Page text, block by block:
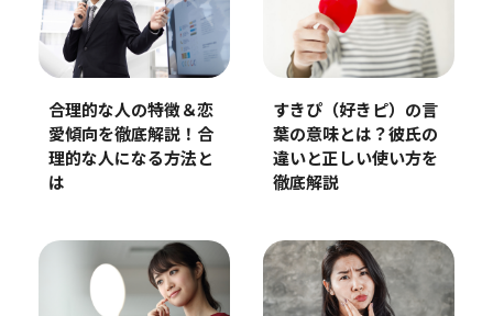
合理的な人の特徴＆恋
愛傾向を徹底解説！合
理的な人になる方法と
は
すきぴ（好きピ）の言
葉の意味とは？彼氏の
違いと正しい使い方を
徹底解説